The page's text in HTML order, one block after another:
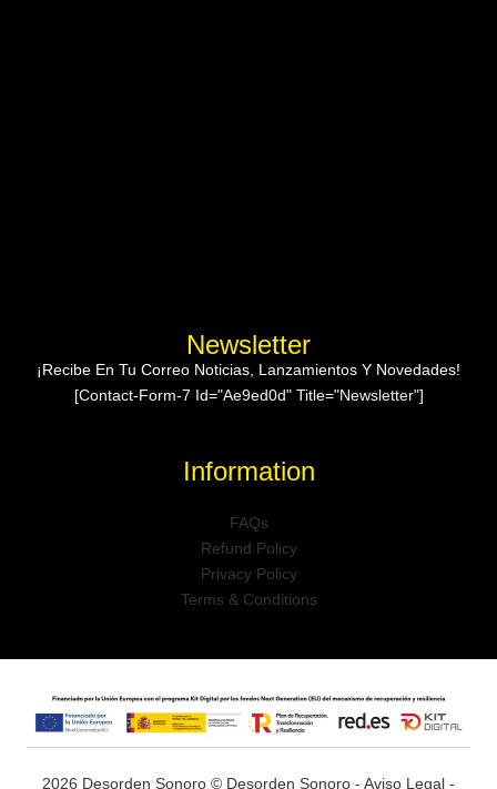
Newsletter
¡Recibe En Tu Correo Noticias, Lanzamientos Y Novedades!
[contact-Form-7 Id="ae9ed0d" Title="Newsletter"]
Information
FAQs
Refund Policy
Privacy Policy
Terms & Conditions
2026 Desorden Sonoro © Desorden Sonoro - Aviso Legal -